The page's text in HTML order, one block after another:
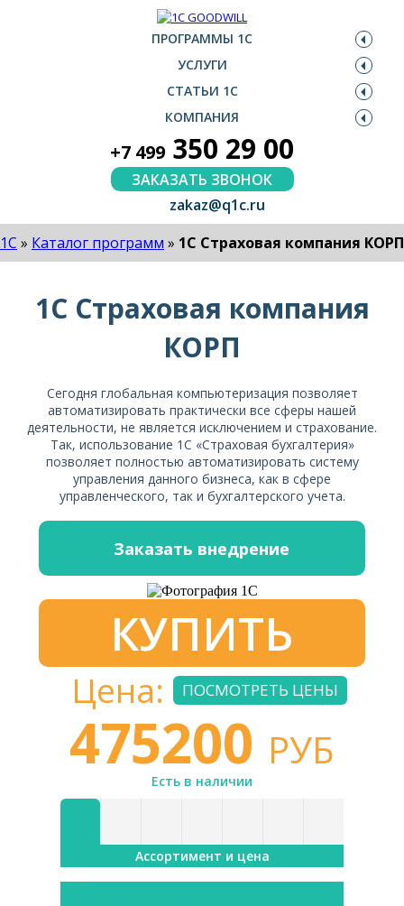
ПРОГРАММЫ 1С
УСЛУГИ
СТАТЬИ 1С
КОМПАНИЯ
+7 499 350 29 00
ЗАКАЗАТЬ ЗВОНОК
zakaz@q1c.ru
1С » Каталог программ » 1С Страховая компания КОРП
1С Страховая компания
КОРП
Сегодня глобальная компьютеризация позволяет
автоматизировать практически все сферы нашей
деятельности, не является исключением и страхование.
Так, использование 1С «Страховая бухгалтерия»
позволяет полностью автоматизировать систему
управления данного бизнеса, как в сфере
управленческого, так и бухгалтерского учета.
Заказать внедрение
КУПИТЬ
Цена: ПОСМОТРЕТЬ ЦЕНЫ
475200 РУБ
Есть в наличии
Ассортимент и цена